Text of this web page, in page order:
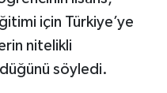
için Türkiye’ye
nitelikli
söyledi.